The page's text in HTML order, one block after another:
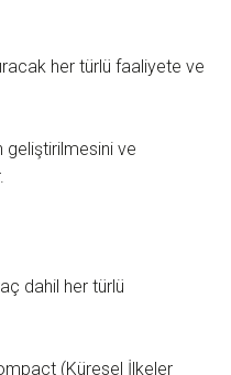
her türlü faaliyete ve
ve
dahil her türlü
(Küresel İlkeler